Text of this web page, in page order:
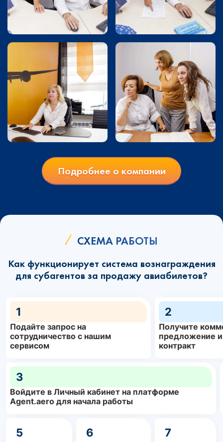
Подробнее о компании
СХЕМА РАБОТЫ
Как функционирует система вознаграждения
для субагентов за продажу авиабилетов?
1
Подайте запрос на
сотрудничество с нашим
сервисом
2
Получите
предложение
контракт
3
Войдите в Личный кабинет на платформе
Agent.aero для начала работы
5 6 7